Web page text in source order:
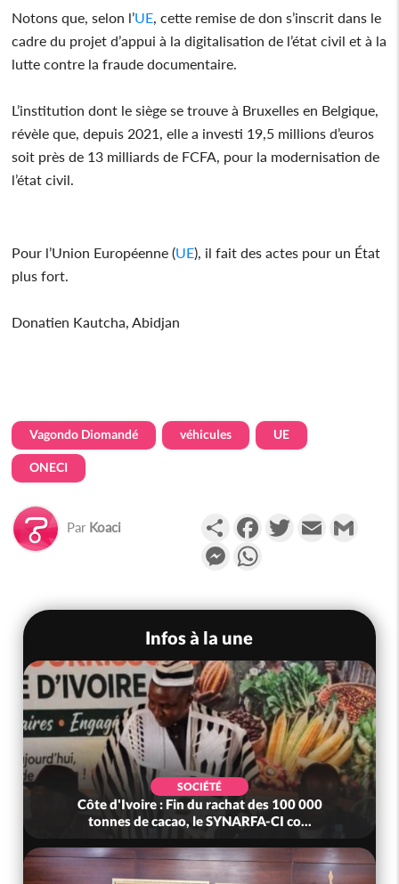
Notons que, selon l’UE, cette remise de don s’inscrit dans le
cadre du projet d’appui à la digitalisation de l’état civil et à la
lutte contre la fraude documentaire.
L’institution dont le siège se trouve à Bruxelles en Belgique,
révèle que, depuis 2021, elle a investi 19,5 millions d’euros
soit près de 13 milliards de FCFA, pour la modernisation de
l’état civil.
Pour l’Union Européenne (UE), il fait des actes pour un État
plus fort.
Donatien Kautcha, Abidjan
Vagondo Diomandé véhicules UE
ONECI
Par Koaci PartagerFacebookTwitterEmail
Messenger
Infos à la une
SOCIÉTÉ
Côte d'Ivoire : Fin du rachat des 100 000
tonnes de cacao, le SYNARFA-CI co...